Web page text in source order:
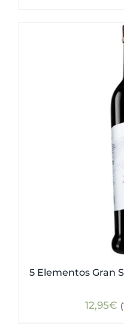
5 Elementos Gran
12,95€